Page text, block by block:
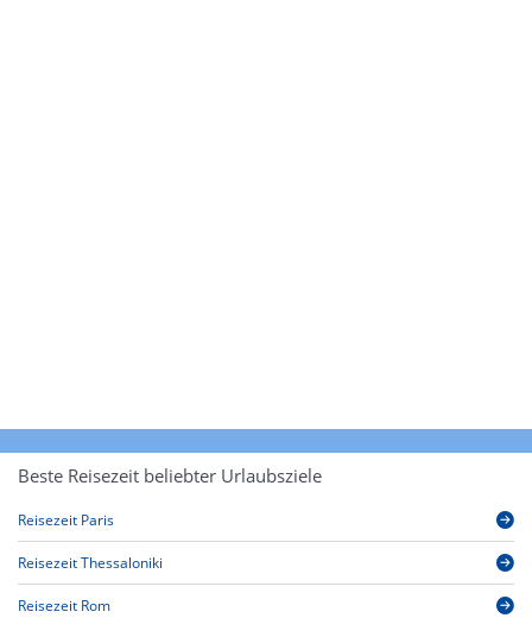
Beste Reisezeit beliebter Urlaubsziele
Reisezeit Paris
Reisezeit Thessaloniki
Reisezeit Rom